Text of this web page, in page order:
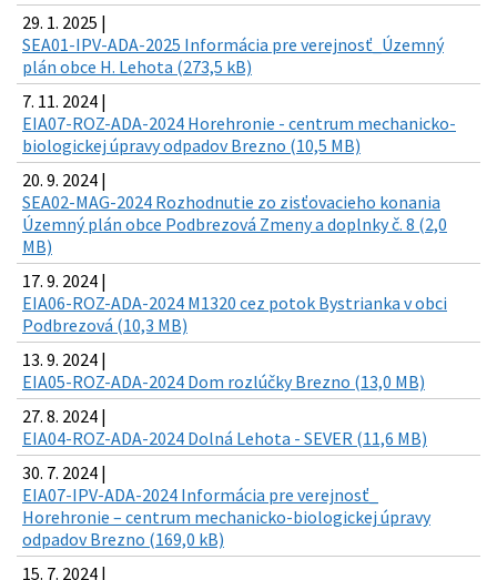
29. 1. 2025 |
SEA01-IPV-ADA-2025 Informácia pre verejnosť_Územný
plán obce H. Lehota (273,5 kB)
7. 11. 2024 |
EIA07-ROZ-ADA-2024 Horehronie - centrum mechanicko-
biologickej úpravy odpadov Brezno (10,5 MB)
20. 9. 2024 |
SEA02-MAG-2024 Rozhodnutie zo zisťovacieho konania
Územný plán obce Podbrezová Zmeny a doplnky č. 8 (2,0
MB)
17. 9. 2024 |
EIA06-ROZ-ADA-2024 M1320 cez potok Bystrianka v obci
Podbrezová (10,3 MB)
13. 9. 2024 |
EIA05-ROZ-ADA-2024 Dom rozlúčky Brezno (13,0 MB)
27. 8. 2024 |
EIA04-ROZ-ADA-2024 Dolná Lehota - SEVER (11,6 MB)
30. 7. 2024 |
EIA07-IPV-ADA-2024 Informácia pre verejnosť_
Horehronie – centrum mechanicko-biologickej úpravy
odpadov Brezno (169,0 kB)
15. 7. 2024 |